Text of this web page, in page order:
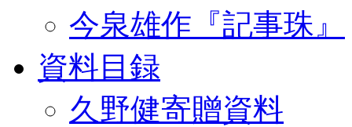
今泉雄作『記事珠』
資料目録
久野健寄贈資料